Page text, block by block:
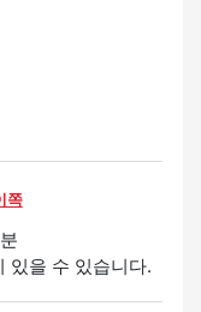
쪽
있을 수 있습니다.